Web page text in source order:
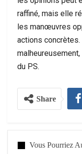
raffiné, mais elle
les manœuvres
actions concrètes.
du PS.
Share
Vous Pourriez